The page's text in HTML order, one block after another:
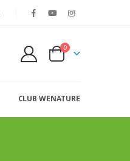
0
CLUB WENATURE